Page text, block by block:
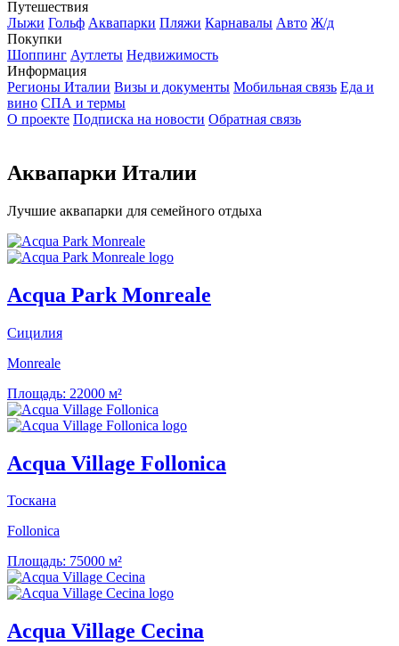
Путешествия
Лыжи Гольф Аквапарки Пляжи Карнавалы Авто Ж/д
Покупки
Шоппинг Аутлеты Недвижимость
Информация
Регионы Италии Визы и документы Мобильная связь Еда и
вино СПА и термы
О проекте Подписка на новости Обратная связь
Аквапарки Италии
Лучшие аквапарки для семейного отдыха
Acqua Park Monreale
Сицилия
Monreale
Площадь: 22000 м²
Acqua Village Follonica
Тоскана
Follonica
Площадь: 75000 м²
Acqua Village Cecina